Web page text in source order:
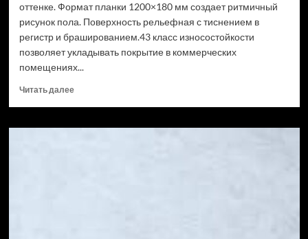
оттенке. Формат планки 1200×180 мм создает ритмичный
рисунок пола. Поверхность рельефная с тиснением в
регистр и брашированием.43 класс износостойкости
позволяет укладывать покрытие в коммерческих
помещениях...
Читать далееПрочитать
SPC